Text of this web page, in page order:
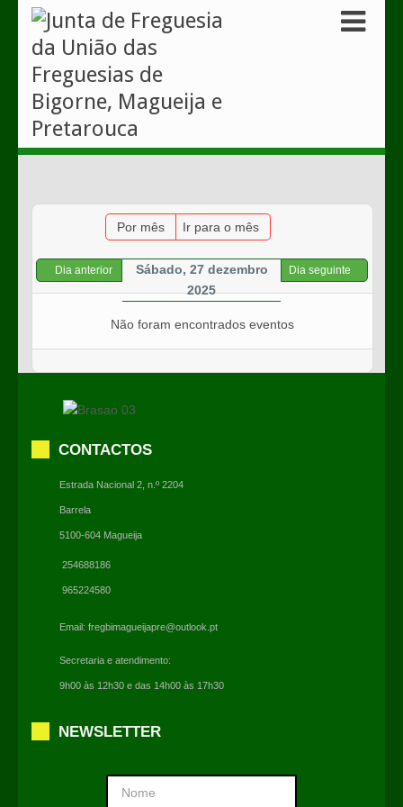
Por mês Ir para o mês
Dia anterior
Sábado, 27 dezembro
2025
Dia seguinte
Não foram encontrados eventos
CONTACTOS
Estrada Nacional 2, n.º 2204
Barrela
5100-604 Magueija
254688186
965224580
Email: fregbimagueijapre@outlook.pt
Secretaria e atendimento:
9h00 às 12h30 e das 14h00 às 17h30
NEWSLETTER